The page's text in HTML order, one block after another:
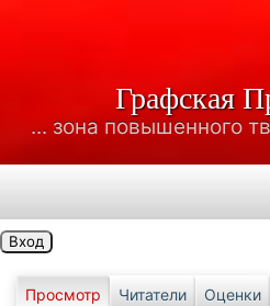
Графская
... зона повышенного
Вход
Главные вкладки
Просмотр Читатели Оценки